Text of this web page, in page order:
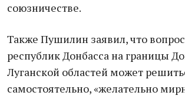
союзничестве.
Также Пушилин заявил, что
республик Донбасса на границы
Луганской областей может
самостоятельно, «желательно